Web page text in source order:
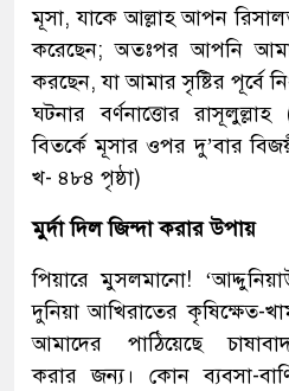
মূসা, যাকে আল্লাহ আপন
করেছেন; অতঃপর আপনি
করছেন, যা আমার সৃষ্টির পূর্বে
ঘটনার বর্ণনাত্তোর
বিতর্কে মূসার ওপর দু’বার
খ- ৪৮৪ পৃষ্ঠা)
মুর্দা দিল জিন্দা করার উপায়
পিয়ারে মুসলমানো!
দুনিয়া আখিরাতের কৃষিক্ষেত-
আমাদের পাঠিয়েছে
করার জন্য। কোন ব্যবসা-